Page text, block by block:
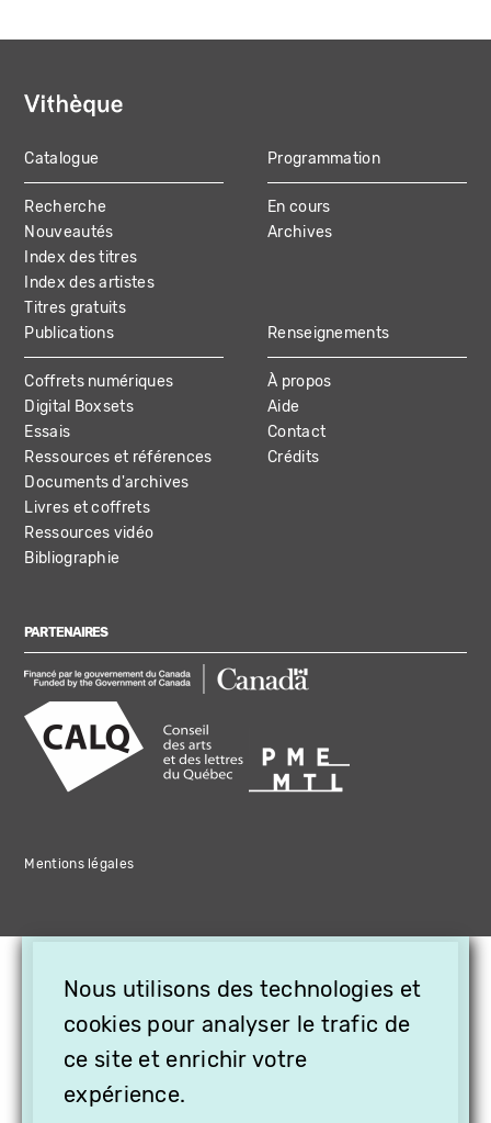
MAIN
NAVIGATION
Catalogue
Recherche
Nouveautés
Index des titres
Index des artistes
Titres gratuits
Programmation
En cours
Archives
Publications
Coffrets numériques
Digital Boxsets
Essais
Ressources et références
Documents d'archives
Livres et coffrets
Ressources vidéo
Bibliographie
Renseignements
À propos
Aide
Contact
Crédits
PARTENAIRES
Mentions légales
Nous utilisons des technologies et
cookies pour analyser le trafic de
ce site et enrichir votre
expérience.
OFFREZ LA VIDÉO EN
CADEAU, ABONNEZ VOS
PROCHES À VITHÈQUE !